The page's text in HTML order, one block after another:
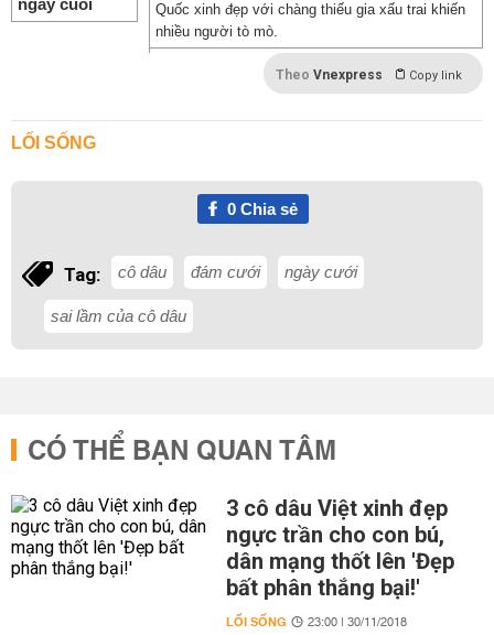
Quốc xinh đẹp với chàng thiếu gia xấu trai khiến
nhiều người tò mò.
Theo Vnexpress Copy link
LỐI SỐNG
0Chia sẻ
Tag: cô dâu đám cưới ngày cưới
sai lầm của cô dâu
CÓ THỂ BẠN QUAN TÂM
3 cô dâu Việt xinh đẹp
ngực trần cho con bú,
dân mạng thốt lên 'Đẹp
bất phân thắng bại!'
LỐI SỐNG 23:00 | 30/11/2018